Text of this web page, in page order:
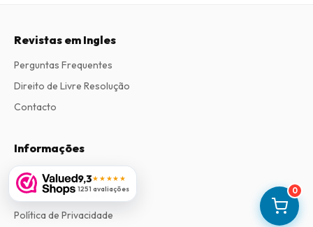
0
9,3★★★★★
1251 avaliações
Revistas em Ingles
Perguntas Frequentes
Direito de Livre Resolução
Contacto
Informações
Sobre Nós
Termos e Condições
Política de Privacidade